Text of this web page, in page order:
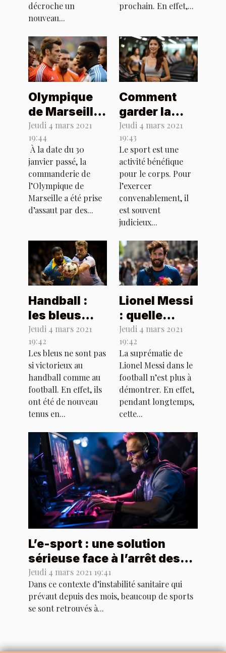
décroche un
nouveau...
prochain. En effet,...
Olympique
de Marseille
: échange
acerbe entre
joueurs et
supporters
Jeudi 4 mars 2021
19:44
À la date du 30
janvier passé, la
commanderie de
l’Olympique de
Marseille a été prise
d’assaut par des...
Comment
garder la
forme
pendant le
confinement
?
Jeudi 4 mars 2021
19:43
Le sport est une
activité bénéfique
pour le corps. Pour
l’exercer
convenablement, il
est souvent
judicieux...
Handball :
les bleus
perdent
contre la
Suède
Jeudi 4 mars 2021
19:42
Les bleus ne sont pas
si victorieux au
handball comme au
football. En effet, ils
ont été de nouveau
tenus en...
Lionel Messi
: quelle
perspective
pour son
club catalan
?
Jeudi 4 mars 2021
19:42
La suprématie de
Lionel Messi dans le
football n’est plus à
démontrer. En effet,
pendant longtemps,
cette...
L’e-sport : une solution
sérieuse face à l’arrêt des
compétitions sportives ?
Jeudi 4 mars 2021 19:41
Dans ce contexte d’instabilité sanitaire qui
prévaut depuis des mois, beaucoup de sports
se sont retrouvés à...